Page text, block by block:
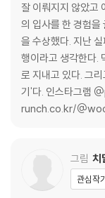
광고, 그까짓 게 뭐라
쓸모 있는 인턴으로 변
나도 언젠가 누군가의
3. 이렇게 사는 게 맞
잘 이뤄지지 않았고
의 입사를 한 경험을
을 수상했다. 지난
행이라고 생각한다.
로 지내고 있다. 그
기'다. 인스타그램
runch.co.kr/
그림 치
관심작